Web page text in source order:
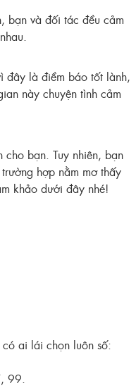
bạn và đối tác đều cảm
đây là điềm báo tốt lành,
này chuyện tình cảm
bạn. Tuy nhiên, bạn
hợp nằm mơ thấy
khảo dưới đây nhé!
ai lái chọn luôn số:
99.